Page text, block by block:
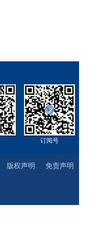
订阅号
免责声明
版权声明